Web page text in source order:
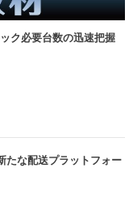
ク必要台数の迅速把握
たな配送プラットフォー